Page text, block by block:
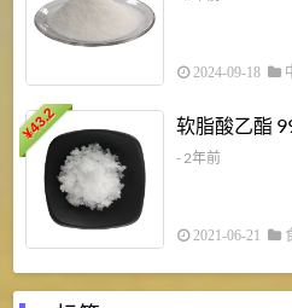
2024-09-18
¥
43.2 软脂酸乙酯
- 2年前
2021-06-21